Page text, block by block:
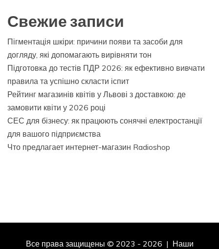
Свежие записи
Пігментація шкіри: причини появи та засоби для
догляду, які допомагають вирівняти тон
Підготовка до тестів ПДР 2026: як ефективно вивчати
правила та успішно скласти іспит
Рейтинг магазинів квітів у Львові з доставкою: де
замовити квіти у 2026 році
СЕС для бізнесу: як працюють сонячні електростанції
для вашого підприємства
Что предлагает интернет-магазин Radioshop
Все права защищены © 2023 - 2026 | Наши